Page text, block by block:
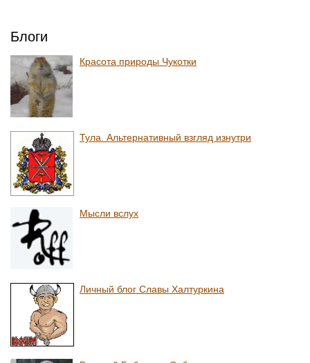
Блоги
Красота природы Чукотки
Тула. Альтернативный взгляд изнутри
Мысли вслух
Личный блог Славы Халтуркина